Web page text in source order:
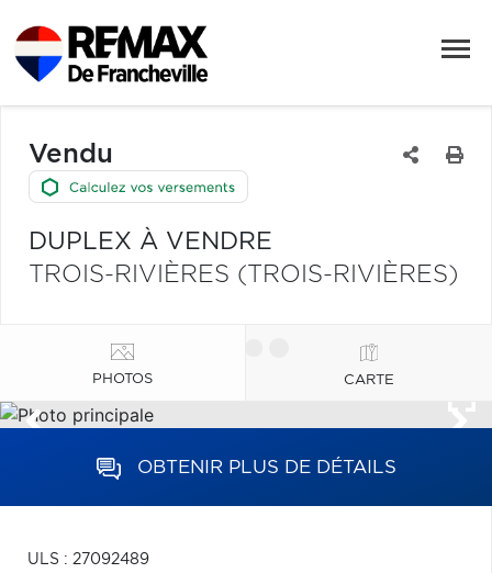
Vendu
DUPLEX À VENDRE
TROIS-RIVIÈRES (TROIS-RIVIÈRES)
PHOTOS CARTE
OBTENIR PLUS DE DÉTAILS
ULS : 27092489